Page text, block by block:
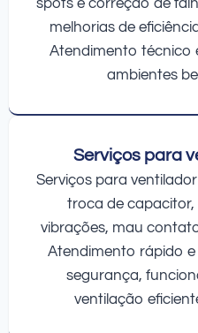
melhorias de
Atendimento técnico
ambientes
Serviços para
Serviços para
troca de
vibrações, mau
Atendimento rápido
segurança,
ventilação